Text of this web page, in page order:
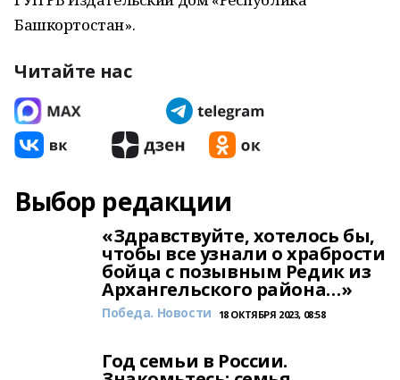
Башкортостан».
Читайте нас
Выбор редакции
«Здравствуйте, хотелось бы,
чтобы все узнали о храбрости
бойца с позывным Редик из
Архангельского района…»
Победа. Новости 18 ОКТЯБРЯ 2023, 08:58
Год семьи в России.